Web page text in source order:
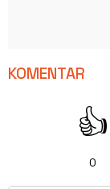
KOMENTAR
👍
0